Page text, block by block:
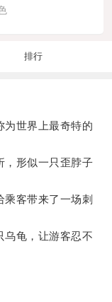
排行
世界上最奇特的
形似一只歪脖子
客带来了一场刺
龟，让游客忍不